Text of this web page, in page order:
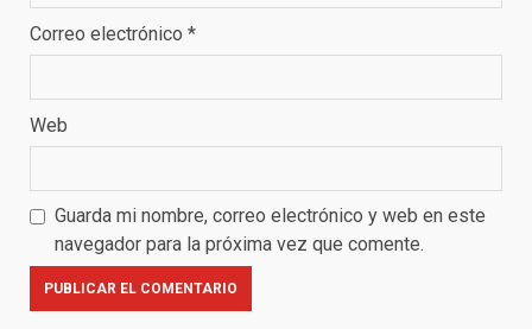
Correo electrónico *
Web
Guarda mi nombre, correo electrónico y web en este
navegador para la próxima vez que comente.